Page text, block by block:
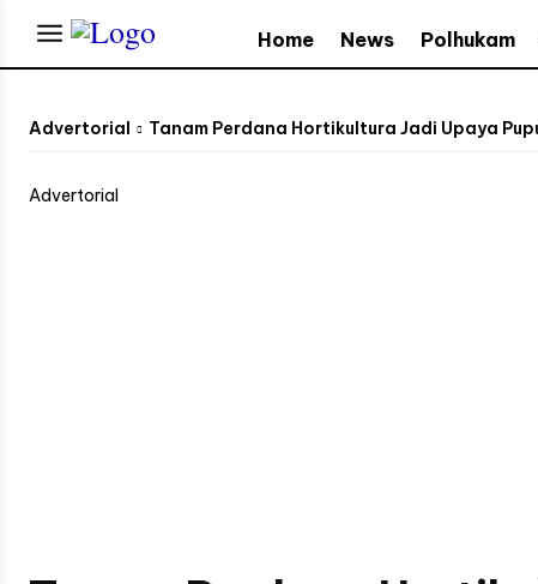
Home News Polhukam
Advertorial Tanam Perdana Hortikultura Jadi Upaya
Advertorial